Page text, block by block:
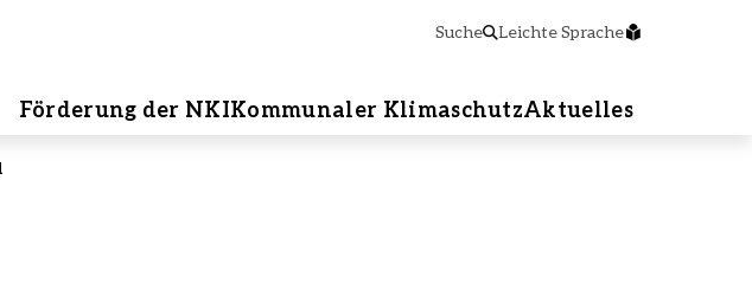
Suche Leichte Sprache
Förderung der NKIKommunaler KlimaschutzAktuelles